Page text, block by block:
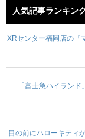
人気記事ランキン
XRセンター福岡店の『
「富士急ハイラン
目の前にハローキティ